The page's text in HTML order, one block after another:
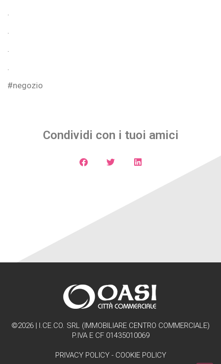
.
.
.
.
#negozio
Condividi con i tuoi amici
©2026 | I.CE.CO. SRL (IMMOBILIARE CENTRO COMMERCIALE)
P.IVA E CF 01435010069
PRIVACY POLICY- COOKIE POLICY